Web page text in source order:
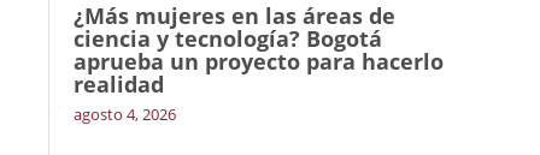
¿Más mujeres en las áreas de
ciencia y tecnología? Bogotá
aprueba un proyecto para hacerlo
realidad
agosto 4, 2026